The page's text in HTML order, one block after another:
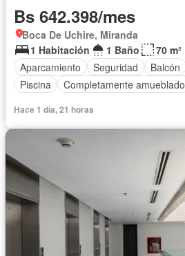
Bs 642.398/mes
Boca De Uchire, Miranda
1 Habitación
1 Baño
70 m²
Aparcamiento
Seguridad Balcón
Piscina
Completamente amueblado
Hace 1 día, 21 horas